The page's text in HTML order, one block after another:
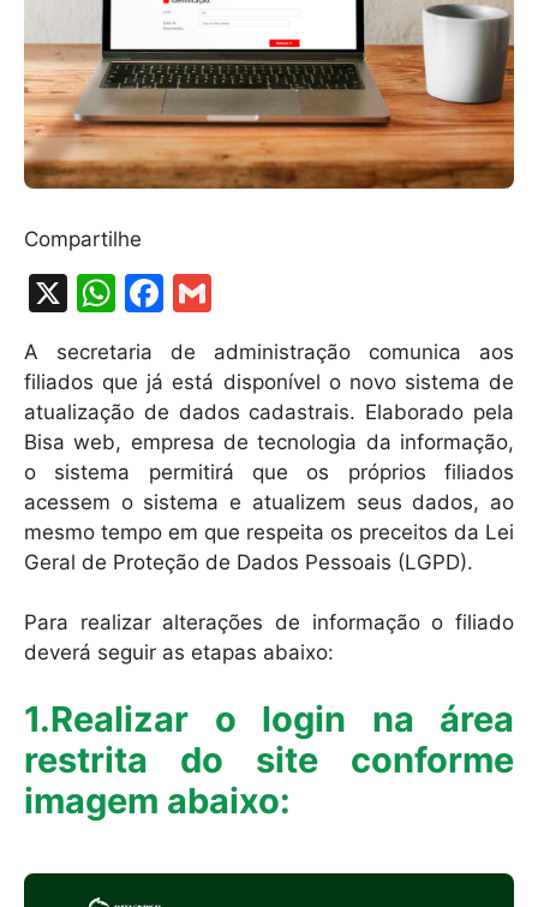
Compartilhe
X
W
h
at
s
A
p
p
F
a
c
e
b
o
o
k
m
ai
l
A secretaria de administração comunica aos
filiados que já está disponível o novo sistema de
atualização de dados cadastrais. Elaborado pela
Bisa web, empresa de tecnologia da informação,
o sistema permitirá que os próprios filiados
acessem o sistema e atualizem seus dados, ao
mesmo tempo em que respeita os preceitos da Lei
Geral de Proteção de Dados Pessoais (LGPD).
Para realizar alterações de informação o filiado
deverá seguir as etapas abaixo:
1.Realizar o login na área
restrita do site conforme
imagem abaixo: